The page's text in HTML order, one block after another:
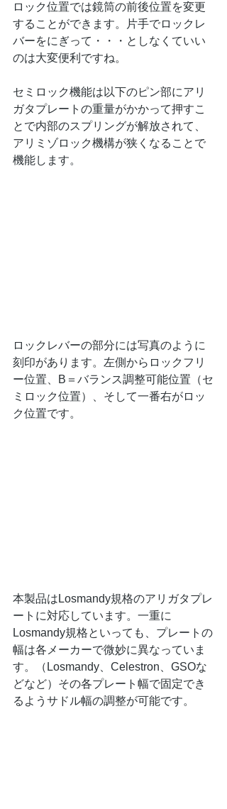
ロック位置では鏡筒の前後位置を変更
することができます。片手でロックレ
バーをにぎって・・・としなくていい
のは大変便利ですね。
セミロック機能は以下のピン部にアリ
ガタプレートの重量がかかって押すこ
とで内部のスプリングが解放されて、
アリミゾロック機構が狭くなることで
機能します。
ロックレバーの部分には写真のように
刻印があります。左側からロックフリ
ー位置、B＝バランス調整可能位置（セ
ミロック位置）、そして一番右がロッ
ク位置です。
本製品はLosmandy規格のアリガタプレ
ートに対応しています。一重に
Losmandy規格といっても、プレートの
幅は各メーカーで微妙に異なっていま
す。（Losmandy、Celestron、GSOな
どなど）その各プレート幅で固定でき
るようサドル幅の調整が可能です。